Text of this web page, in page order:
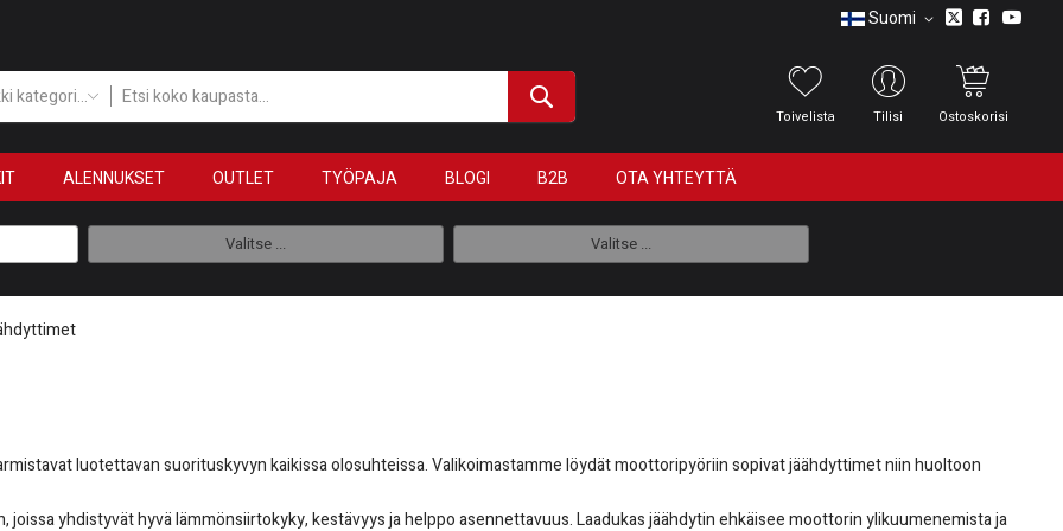
Suomi
Kaikki kategoriat
Toivelista Tilisi Ostoskorisi
ALENNUKSET OUTLET TYÖPAJA BLOGI B2B OTA YHTEYTTÄ
Valitse ... Valitse ...
luotettavan suorituskyvyn kaikissa olosuhteissa. Valikoimastamme löydät moottoripyöriin sopivat jäähdyttimet niin huoltoon
yhdistyvät hyvä lämmönsiirtokyky, kestävyys ja helppo asennettavuus. Laadukas jäähdytin ehkäisee moottorin ylikuumenemista ja